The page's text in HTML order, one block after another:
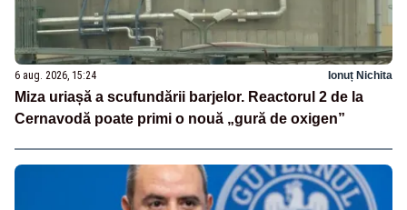
6 aug. 2026, 15:24 Ionuț Nichita
Miza uriașă a scufundării barjelor. Reactorul 2 de la
Cernavodă poate primi o nouă „gură de oxigen”